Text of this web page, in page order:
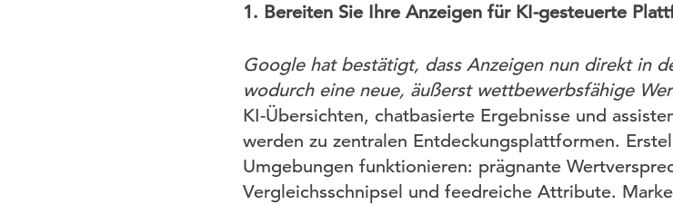
1. Bereiten Sie Ihre Anzeigen für KI-gesteuerte
Google hat bestätigt, dass Anzeigen nun direkt in
wodurch eine neue, äußerst wettbewerbsfähige
KI-Übersichten, chatbasierte Ergebnisse und
werden zu zentralen Entdeckungsplattformen.
Umgebungen funktionieren: prägnante
Vergleichsschnipsel und feedreiche Attribute.